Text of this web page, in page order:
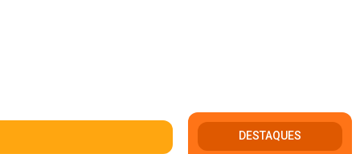
DESTAQUES